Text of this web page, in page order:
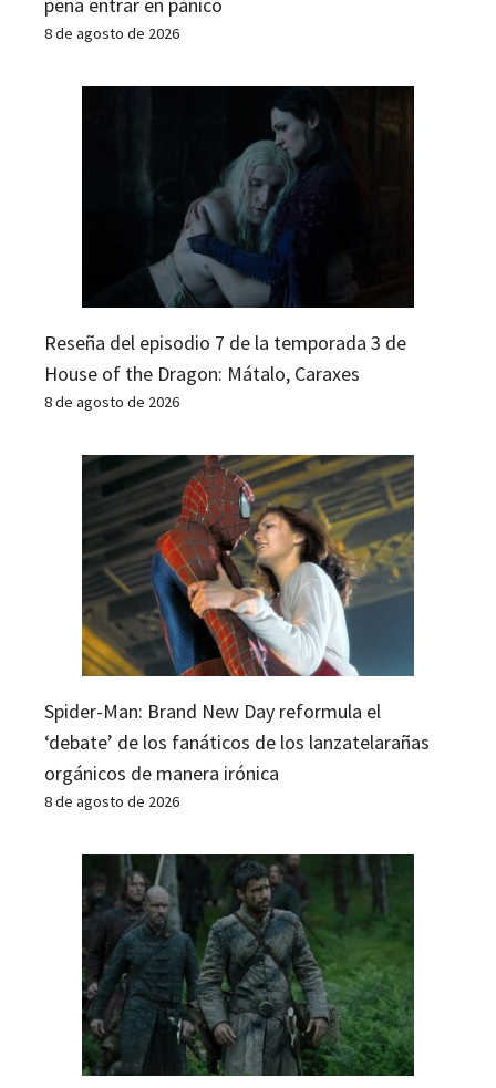
pena entrar en pánico
8 de agosto de 2026
Reseña del episodio 7 de la temporada 3 de
House of the Dragon: Mátalo, Caraxes
8 de agosto de 2026
Spider-Man: Brand New Day reformula el
‘debate’ de los fanáticos de los lanzatelarañas
orgánicos de manera irónica
8 de agosto de 2026